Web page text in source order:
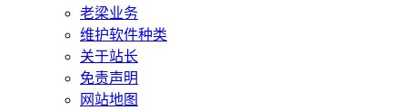
老梁业务
维护软件种类
关于站长
免责声明
网站地图